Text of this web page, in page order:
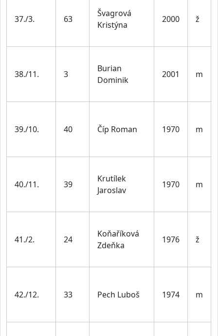
37./3. 63
Švagrová
Kristýna
2000 ž
38./11. 3
Burian
Dominik
2001 m
39./10. 40 Číp Roman 1970 m
40./11. 39
Krutílek
Jaroslav
1970 m
41./2. 24
Koňaříková
Zdeňka
1976 ž
42./12. 33 Pech Luboš 1974 m